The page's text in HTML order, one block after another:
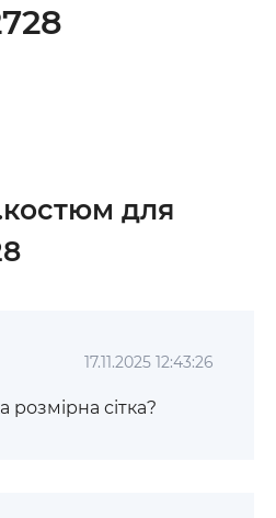
для
17.11.2025 12:43:26
сітка?